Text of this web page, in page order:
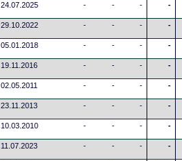
24.07.2025 - - - -
29.10.2022 - - - -
05.01.2018 - - - -
19.11.2016 - - - -
02.05.2011 - - - -
23.11.2013 - - - -
10.03.2010 - - - -
11.07.2023 - - - -